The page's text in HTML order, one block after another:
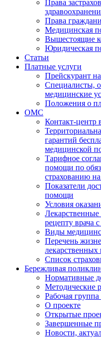
Права
Права
Медицинская
Вышестоящие
Юридическая
Статьи
Платные услуги
Прейскурант
Специалисты,
медицинские
Положения о
ОМС
Контакт-
гарантий
медицинской
Тарифное
помощи по
страхованию
Показатели
помощи
Условия
рецепту врача
Виды
Перечень
Список
Бережливая
Нормативные
Методические
Рабочая
О проекте
Открытые
Завершенные
Новости,